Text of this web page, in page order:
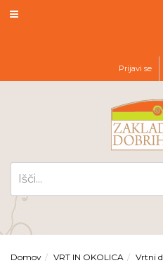
Prijavi se
Domov VRT IN OKOLICA
Vrtni